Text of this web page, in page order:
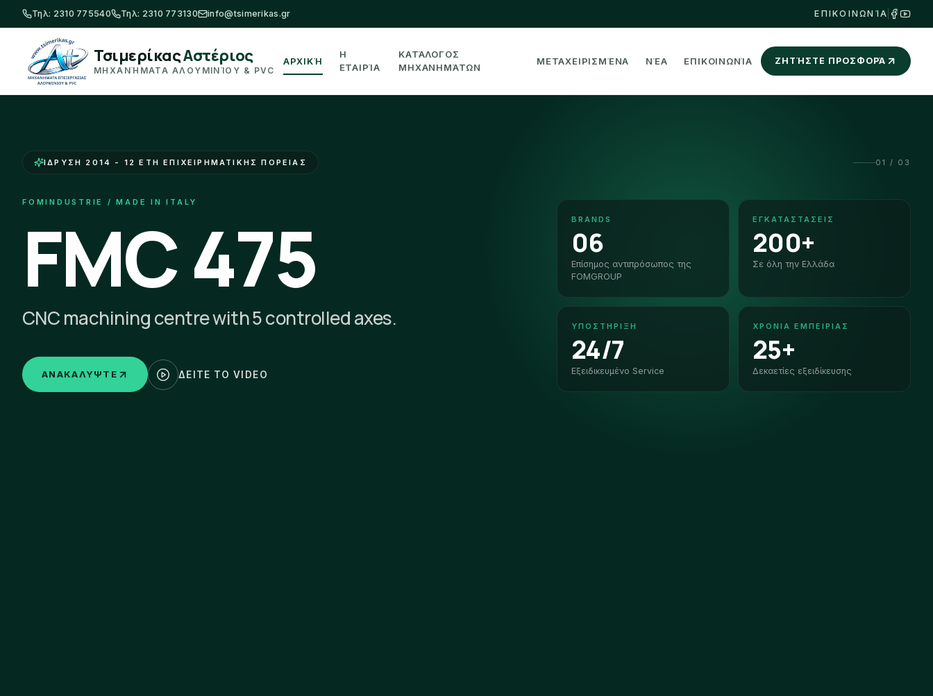
Τηλ: 2310 775540 Τηλ: 2310 773130 info@tsimerikas.gr ΕΠΙΚΟΙΝΩΝΊΑ
ΤσιμερίκαςΑστέριος
ΜΗΧΑΝΉΜΑΤΑ ΑΛΟΥΜΙΝΊΟΥ & PVC
ΑΡΧΙΚΉ
Η
ΕΤΑΙΡΊΑ
ΚΑΤΆΛΟΓΟΣ
ΜΗΧΑΝΗΜΆΤΩΝ
ΜΕΤΑΧΕΙΡΙΣΜΈΝΑ ΝΈΑ ΕΠΙΚΟΙΝΩΝΊΑ ΖΗΤΉΣΤΕ ΠΡΟΣΦΟΡΆ
ΊΔΡΥΣΗ 2014 - 12 ΈΤΗ ΕΠΙΧΕΙΡΗΜΑΤΙΚΉΣ ΠΟΡΕΊΑΣ 01 / 03
FOMINDUSTRIE / MADE IN ITALY
FMC 475
CNC machining centre with 5 controlled axes.
ΑΝΑΚΑΛΎΨΤΕ ΔΕΊΤΕ ΤΟ VIDEO
BRANDS
06
Επίσημος αντιπρόσωπος της
FOMGROUP
ΕΓΚΑΤΑΣΤΆΣΕΙΣ
200+
Σε όλη την Ελλάδα
ΥΠΟΣΤΉΡΙΞΗ
24/7
Εξειδικευμένο Service
ΧΡΌΝΙΑ ΕΜΠΕΙΡΊΑΣ
25+
Δεκαετίες εξειδίκευσης